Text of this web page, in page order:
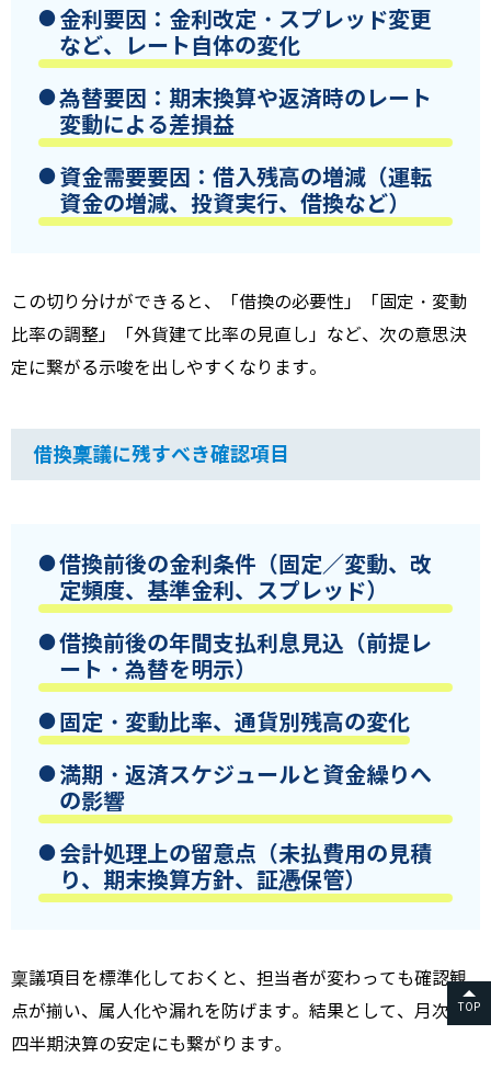
金利要因 ：金利改定・スプレッド変更
など、レート自体の変化
為替要因 ：期末換算や返済時のレート
変動による差損益
資金需要要因 ：借入残高の増減（運転
資金の増減、投資実行、借換など）
この切り分けができると、「借換の必要性」「固定・変動
比率の調整」「外貨建て比率の見直し」など、次の意思決
定に繋がる示唆を出しやすくなります。
借換稟議に残すべき確認項目
借換前後の金利条件（固定／変動、改
定頻度、基準金利、スプレッド）
借換前後の年間支払利息見込（前提レ
ート・為替を明示）
固定・変動比率、通貨別残高の変化
満期・返済スケジュールと資金繰りへ
の影響
会計処理上の留意点（未払費用の見積
り、期末換算方針、証憑保管）
稟議項目を標準化しておくと、担当者が変わっても確認観
点が揃い、属人化や漏れを防げます。結果として、月次・
四半期決算の安定にも繋がります。
TOP